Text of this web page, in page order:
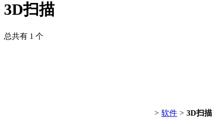
3D扫描
总共有 1 个
> 软件 > 3D扫描